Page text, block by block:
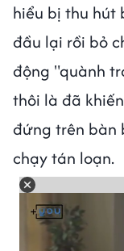
hiểu bị thu hút
đầu lại rồi bỏ
động "quành
thôi là đã
đứng trên bàn
chạy tán loạn.